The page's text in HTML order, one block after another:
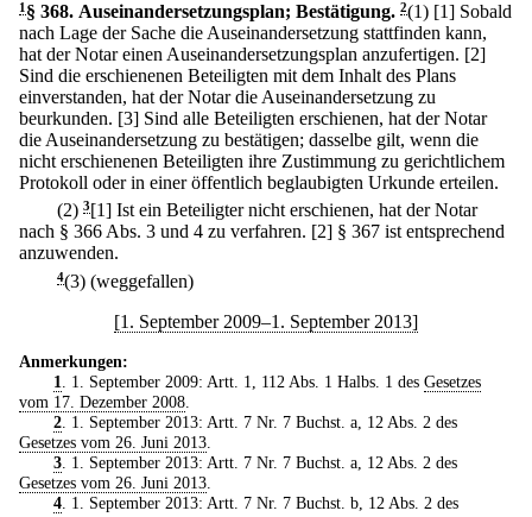
1 § 368. Auseinandersetzungsplan; Bestätigung. 2(1) [1] Sobald
nach Lage der Sache die Auseinandersetzung stattfinden kann,
hat der Notar einen Auseinandersetzungsplan anzufertigen. [2]
Sind die erschienenen Beteiligten mit dem Inhalt des Plans
einverstanden, hat der Notar die Auseinandersetzung zu
beurkunden. [3] Sind alle Beteiligten erschienen, hat der Notar
die Auseinandersetzung zu bestätigen; dasselbe gilt, wenn die
nicht erschienenen Beteiligten ihre Zustimmung zu gerichtlichem
Protokoll oder in einer öffentlich beglaubigten Urkunde erteilen.
(2) 3[1] Ist ein Beteiligter nicht erschienen, hat der Notar
nach § 366 Abs. 3 und 4 zu verfahren. [2] § 367 ist entsprechend
anzuwenden.
4(3) (weggefallen)
[1. September 2009–1. September 2013]
Anmerkungen:
1
. 1. September 2009: Artt. 1, 112 Abs. 1 Halbs. 1 des Gesetzes
vom 17. Dezember 2008
2. 1. September 2013: Artt. 7 Nr. 7 Buchst. a, 12 Abs. 2 des
Gesetzes vom 26. Juni 2013
3. 1. September 2013: Artt. 7 Nr. 7 Buchst. a, 12 Abs. 2 des
Gesetzes vom 26. Juni 2013
4. 1. September 2013: Artt. 7 Nr. 7 Buchst. b, 12 Abs. 2 des